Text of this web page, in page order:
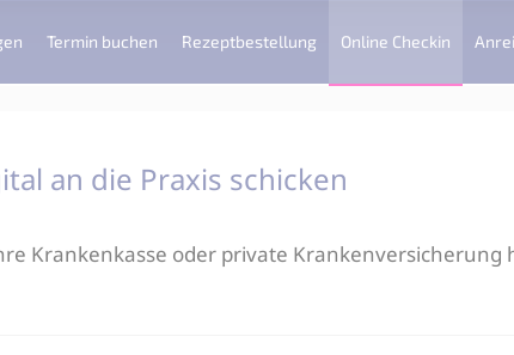
Termin buchen Rezeptbestellung Online Checkin
an die Praxis schicken
Krankenkasse oder private Krankenversicherung